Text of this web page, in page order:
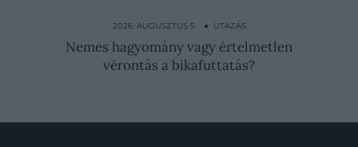
Nem véletlenül imádják a magyarok: ez a
főváros lett Európa…
2026. AUGUSZTUS 5. ● UTAZÁS
Nemes hagyomány vagy értelmetlen
vérontás a bikafuttatás?